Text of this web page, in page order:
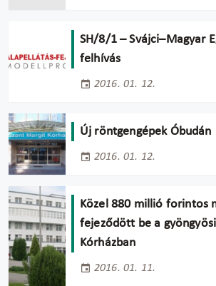
SH/8/1 – Svájci–Magyar
felhívás
2016. 01. 12.
Új röntgengépek Óbudán
2016. 01. 12.
Közel 880 millió forintos
fejeződött be a
Kórházban
2016. 01. 11.